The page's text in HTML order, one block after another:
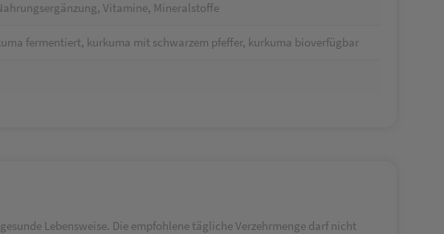
Vitamine, Mineralstoffe
fermentiert, kurkuma mit schwarzem pfeffer, kurkuma bioverfügbar
Lebensweise. Die empfohlene tägliche Verzehrmenge darf nicht